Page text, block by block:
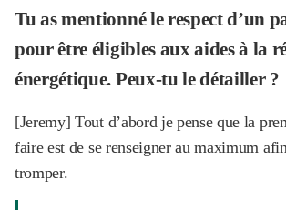
Tu as mentionné le respect d’un
pour être éligibles aux aides à la
énergétique. Peux-tu le détailler ?
[Jeremy] Tout d’abord je pense que la
faire est de se renseigner au maximum
tromper.